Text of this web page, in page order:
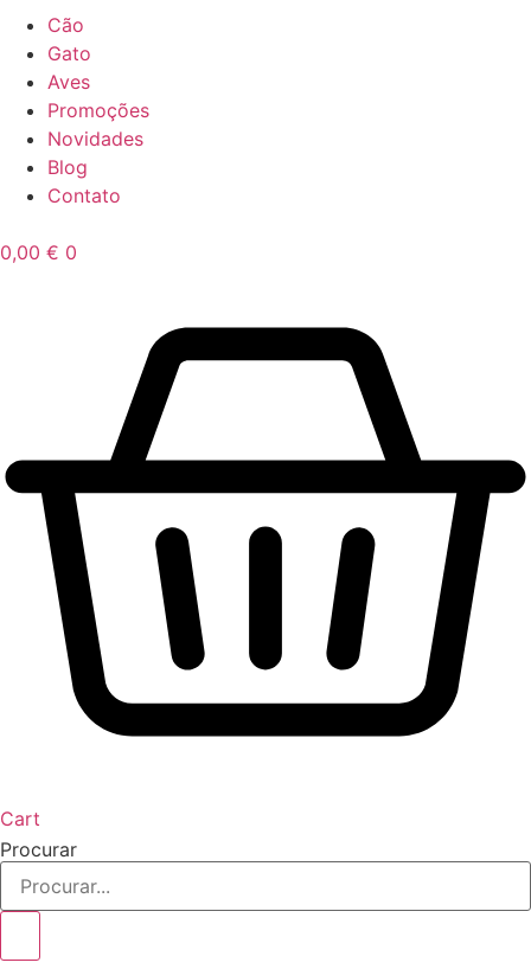
Cão
Gato
Aves
Promoções
Novidades
Blog
Contato
0,00 € 0
Cart
Procurar